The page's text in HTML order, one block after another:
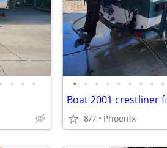
• • • • • • • • • • • • •
Boat 2001 crestliner
8/7 Phoenix